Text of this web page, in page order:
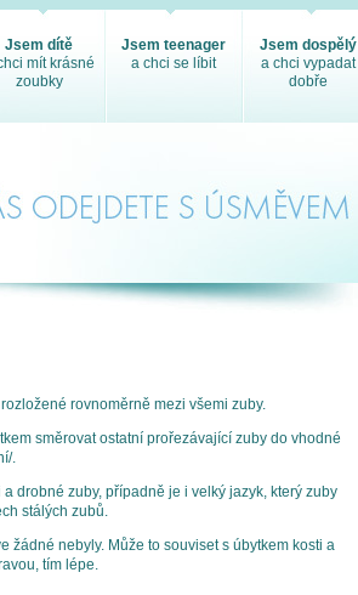
Jsem dítě
mít krásné
zoubky
Jsem teenager
a chci se líbit
Jsem dospělý
a chci vypadat
dobře
rovnoměrně mezi všemi zuby.
směrovat ostatní prořezávající zuby do vhodné
.
drobné zuby, případně je i velký jazyk, který zuby
stálých zubů.
žádné nebyly. Může to souviset s úbytkem kosti a
tím lépe.